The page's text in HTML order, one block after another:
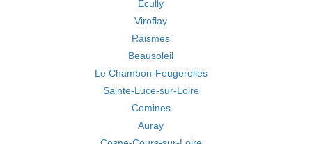
Écully
Viroflay
Raismes
Beausoleil
Le Chambon-Feugerolles
Sainte-Luce-sur-Loire
Comines
Auray